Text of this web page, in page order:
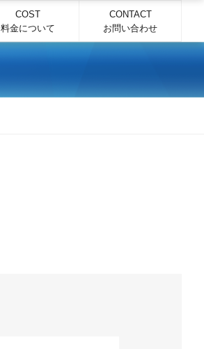
COST
料金について
CONTACT
お問い合わせ